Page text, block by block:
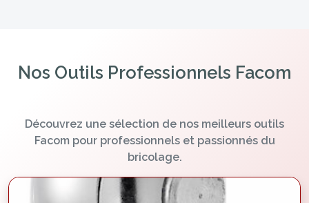
Nos Outils Professionnels Facom
Découvrez une sélection de nos meilleurs outils
Facom pour professionnels et passionnés du
bricolage.